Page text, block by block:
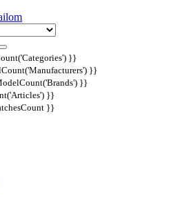
}}
}}
}}
}}
}}